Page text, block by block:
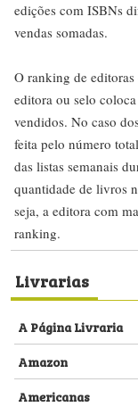
edições com ISBNs
vendas somadas.
O ranking de
editora ou selo
vendidos. No caso
feita pelo número
das listas semanais
quantidade de livros
seja, a editora com
ranking.
Livrarias
A Página Livraria
Amazon
Americanas